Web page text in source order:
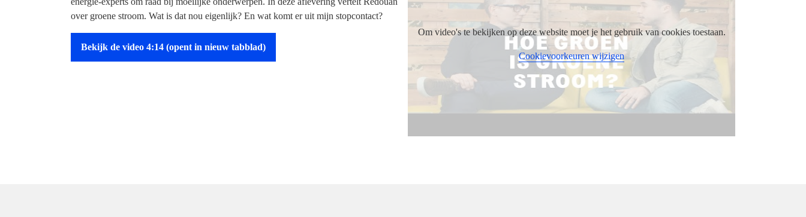
over groene stroom. Wat is dat nou eigenlijk? En wat komt er uit mijn stopcontact?
Bekijk de video 4:14 (opent in nieuw tabblad)
Om video's te bekijken op deze website moet je het gebruik van cookies toestaan.
Cookievoorkeuren wijzigen